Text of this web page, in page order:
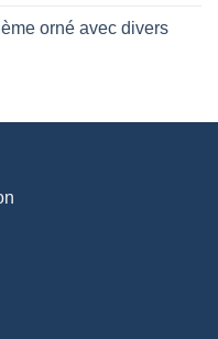
orné avec divers